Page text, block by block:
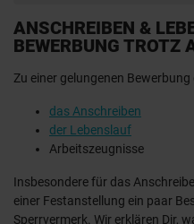
ANSCHREIBEN &
BEWERBUNG TROTZ
Zu einer gelungenen Bewerbung
das Anschreiben
der Lebenslauf
Arbeitszeugnisse
Insbesondere für das
einer Festanstellung ein paar
Sperrvermerk. Wir erklären Dir,